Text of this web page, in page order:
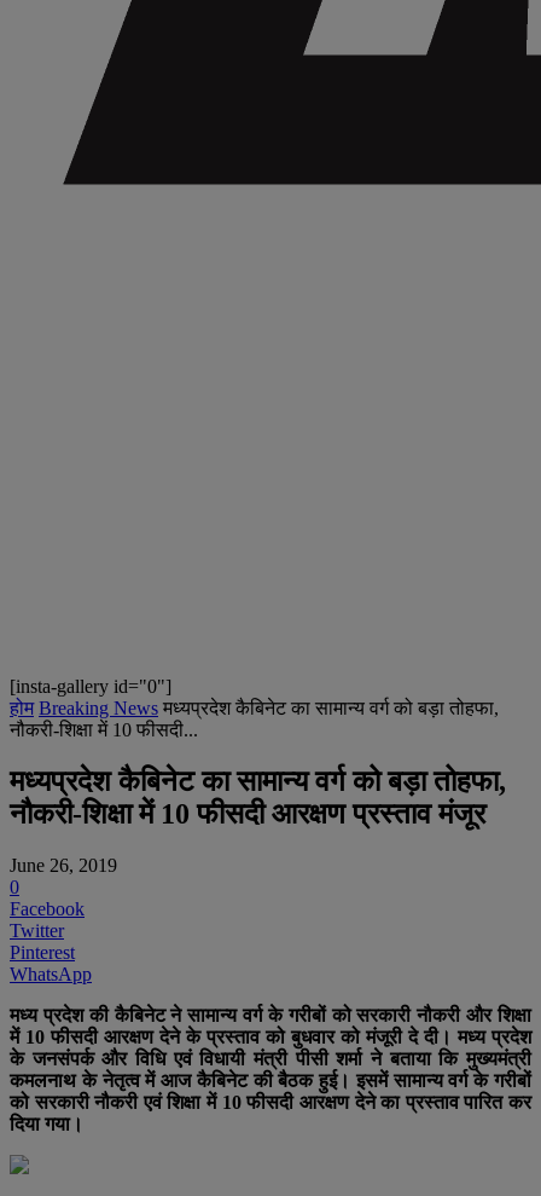
[insta-gallery id="0"]
होम Breaking News मध्यप्रदेश कैबिनेट का सामान्य वर्ग को बड़ा तोहफा,
नौकरी-शिक्षा में 10 फीसदी...
मध्यप्रदेश कैबिनेट का सामान्य वर्ग को बड़ा तोहफा,
नौकरी-शिक्षा में 10 फीसदी आरक्षण प्रस्ताव मंजूर
June 26, 2019
0
Facebook
Twitter
Pinterest
WhatsApp
मध्य प्रदेश की कैबिनेट ने सामान्य वर्ग के गरीबों को सरकारी नौकरी और शिक्षा
में 10 फीसदी आरक्षण देने के प्रस्ताव को बुधवार को मंजूरी दे दी। मध्य प्रदेश
के जनसंपर्क और विधि एवं विधायी मंत्री पीसी शर्मा ने बताया कि मुख्यमंत्री
कमलनाथ के नेतृत्व में आज कैबिनेट की बैठक हुई। इसमें सामान्य वर्ग के गरीबों
को सरकारी नौकरी एवं शिक्षा में 10 फीसदी आरक्षण देने का प्रस्ताव पारित कर
दिया गया।